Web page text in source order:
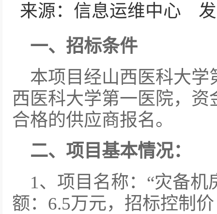
来源：信息运维中心 发
一、招标条件
本项目经山西医科大
西医科大学第一医院，
合格的供应商报名。
二、项目基本情况：
1、项目名称：“灾备
额：6.5万元，招标控制